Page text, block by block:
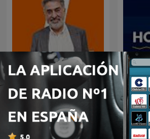
Mañanas en Libertad con
Luis del Pino